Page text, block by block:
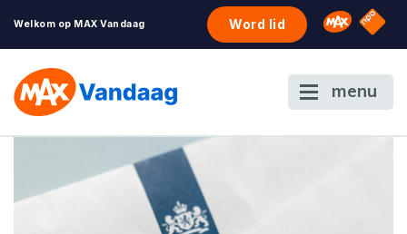
Welkom op MAX Vandaag Word lid Omroep
NPO
menu